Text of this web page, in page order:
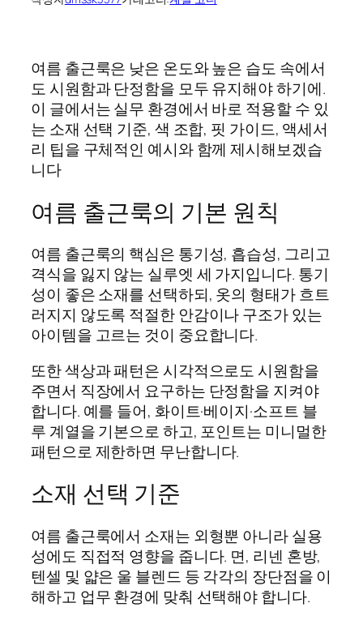
여름 출근룩은 낮은 온도와 높은 습도 속에서
도 시원함과 단정함을 모두 유지해야 하기에.
이 글에서는 실무 환경에서 바로 적용할 수 있
는 소재 선택 기준, 색 조합, 핏 가이드, 액세서
리 팁을 구체적인 예시와 함께 제시해보겠습
니다
여름 출근룩의 기본 원칙
여름 출근룩의 핵심은 통기성, 흡습성, 그리고
격식을 잃지 않는 실루엣 세 가지입니다. 통기
성이 좋은 소재를 선택하되, 옷의 형태가 흐트
러지지 않도록 적절한 안감이나 구조가 있는
아이템을 고르는 것이 중요합니다.
또한 색상과 패턴은 시각적으로도 시원함을
주면서 직장에서 요구하는 단정함을 지켜야
합니다. 예를 들어, 화이트·베이지·소프트 블
루 계열을 기본으로 하고, 포인트는 미니멀한
패턴으로 제한하면 무난합니다.
소재 선택 기준
여름 출근룩에서 소재는 외형뿐 아니라 실용
성에도 직접적 영향을 줍니다. 면, 리넨 혼방,
텐셀 및 얇은 울 블렌드 등 각각의 장단점을 이
해하고 업무 환경에 맞춰 선택해야 합니다.